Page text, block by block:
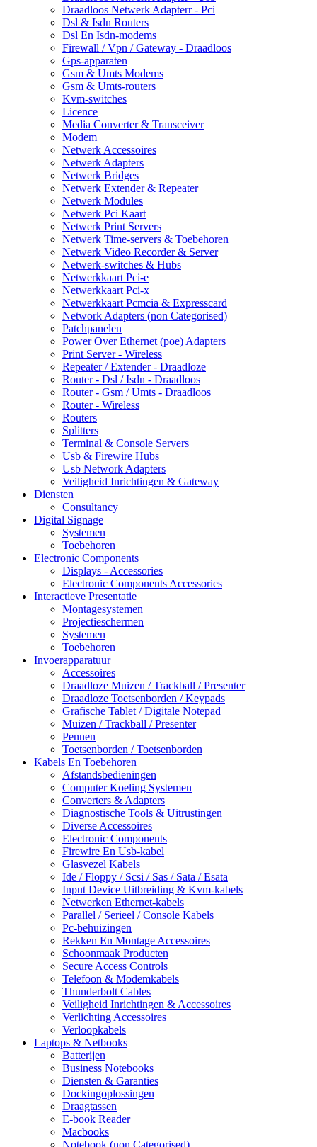
Draadloos Netwerk Adapterr - Pci
Dsl & Isdn Routers
Dsl En Isdn-modems
Firewall / Vpn / Gateway - Draadloos
Gps-apparaten
Gsm & Umts Modems
Gsm & Umts-routers
Kvm-switches
Licence
Media Converter & Transceiver
Modem
Netwerk Accessoires
Netwerk Adapters
Netwerk Bridges
Netwerk Extender & Repeater
Netwerk Modules
Netwerk Pci Kaart
Netwerk Print Servers
Netwerk Time-servers & Toebehoren
Netwerk Video Recorder & Server
Netwerk-switches & Hubs
Netwerkkaart Pci-e
Netwerkkaart Pci-x
Netwerkkaart Pcmcia & Expresscard
Network Adapters (non Categorised)
Patchpanelen
Power Over Ethernet (poe) Adapters
Print Server - Wireless
Repeater / Extender - Draadloze
Router - Dsl / Isdn - Draadloos
Router - Gsm / Umts - Draadloos
Router - Wireless
Routers
Splitters
Terminal & Console Servers
Usb & Firewire Hubs
Usb Network Adapters
Veiligheid Inrichtingen & Gateway
Diensten
Consultancy
Digital Signage
Systemen
Toebehoren
Electronic Components
Displays - Accessories
Electronic Components Accessories
Interactieve Presentatie
Montagesystemen
Projectieschermen
Systemen
Toebehoren
Invoerapparatuur
Accessoires
Draadloze Muizen / Trackball / Presenter
Draadloze Toetsenborden / Keypads
Grafische Tablet / Digitale Notepad
Muizen / Trackball / Presenter
Pennen
Toetsenborden / Toetsenborden
Kabels En Toebehoren
Afstandsbedieningen
Computer Koeling Systemen
Converters & Adapters
Diagnostische Tools & Uitrustingen
Diverse Accessoires
Electronic Components
Firewire En Usb-kabel
Glasvezel Kabels
Ide / Floppy / Scsi / Sas / Sata / Esata
Input Device Uitbreiding & Kvm-kabels
Netwerken Ethernet-kabels
Parallel / Serieel / Console Kabels
Pc-behuizingen
Rekken En Montage Accessoires
Schoonmaak Producten
Secure Access Controls
Telefoon & Modemkabels
Thunderbolt Cables
Veiligheid Inrichtingen & Accessoires
Verlichting Accessoires
Verloopkabels
Laptops & Netbooks
Batterijen
Business Notebooks
Diensten & Garanties
Dockingoplossingen
Draagtassen
E-book Reader
Macbooks